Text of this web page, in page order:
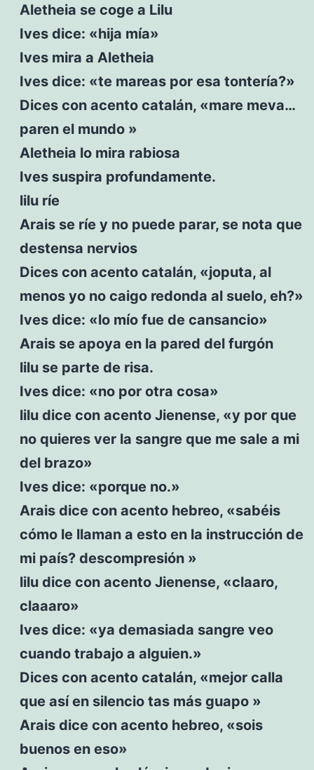
Aletheia se coge a Lilu
Ives dice: «hija mía»
Ives mira a Aletheia
Ives dice: «te mareas por esa tontería?»
Dices con acento catalán, «mare meva…
paren el mundo »
Aletheia lo mira rabiosa
Ives suspira profundamente.
lilu ríe
Arais se ríe y no puede parar, se nota que
destensa nervios
Dices con acento catalán, «joputa, al
menos yo no caigo redonda al suelo, eh?»
Ives dice: «lo mío fue de cansancio»
Arais se apoya en la pared del furgón
lilu se parte de risa.
Ives dice: «no por otra cosa»
lilu dice con acento Jienense, «y por que
no quieres ver la sangre que me sale a mi
del brazo»
Ives dice: «porque no.»
Arais dice con acento hebreo, «sabéis
cómo le llaman a esto en la instrucción de
mi país? descompresión »
lilu dice con acento Jienense, «claaro,
claaaro»
Ives dice: «ya demasiada sangre veo
cuando trabajo a alguien.»
Dices con acento catalán, «mejor calla
que así en silencio tas más guapo »
Arais dice con acento hebreo, «sois
buenos en eso»